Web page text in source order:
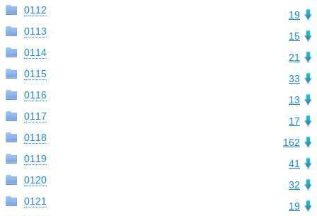
19
0112
15
0113
21
0114
33
0115
13
0116
17
0117
162
0118
41
0119
32
0120
19
0121